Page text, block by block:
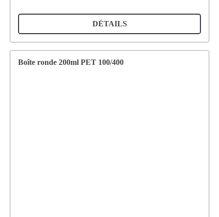
DÉTAILS
Boîte ronde 200ml PET 100/400